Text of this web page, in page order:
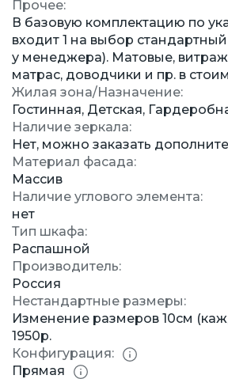
Прочее:
В базовую комплектацию по
входит 1 на выбор
у менеджера). Матовые,
матрас, доводчики и пр. в
Жилая зона/Назначение:
Гостинная, Детская,
Наличие зеркала:
Нет, можно заказать
Материал фасада:
Массив
Наличие углового элемента:
нет
Тип шкафа:
Распашной
Производитель:
Россия
Нестандартные размеры:
Изменение размеров 10см
1950р.
Конфигурация:
Прямая